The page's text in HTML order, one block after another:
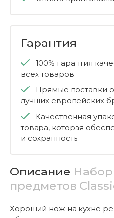
Гарантия
100% гарантия
всех товаров
Прямые поставки
лучших европейских
Качественная
товара, которая
и сохранность
Описание
предметов
Хороший нож на кухне